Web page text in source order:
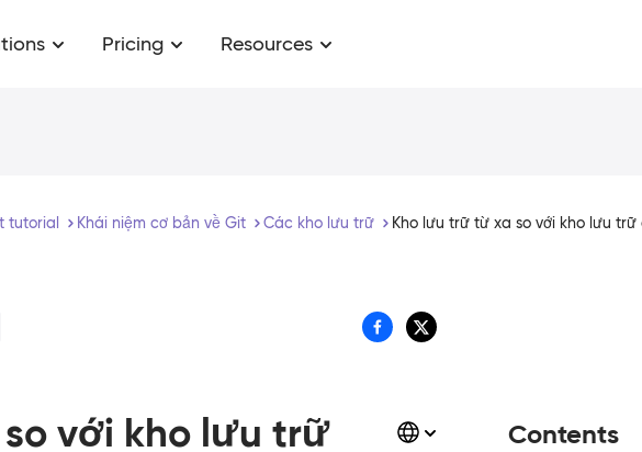
Pricing Resources
tutorial ​Khái niệm cơ bản về Git Các kho lưu trữ Kho lưu trữ từ xa so với kho lưu trữ
với kho lưu trữ
Contents